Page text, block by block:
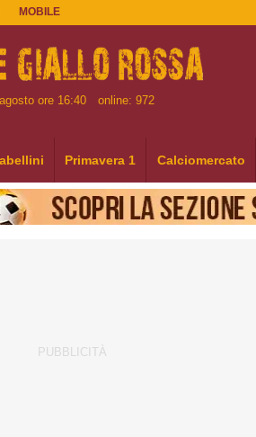
MOBILE
ore 16:40 online: 972
Primavera 1 Calciomercato